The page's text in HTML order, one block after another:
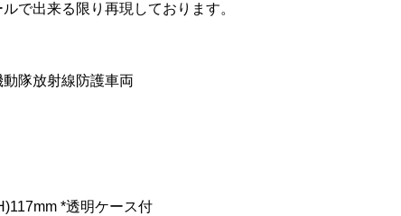
で出来る限り再現しております。
放射線防護車両
*透明ケース付